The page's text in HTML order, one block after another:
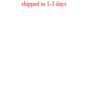
shipped in 1-3 days